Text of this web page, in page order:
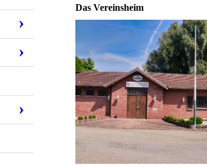
Das Vereinsheim